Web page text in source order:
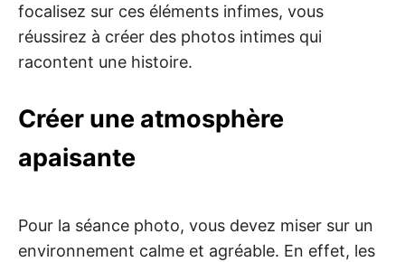
focalisez sur ces éléments infimes, vous
réussirez à créer des photos intimes qui
racontent une histoire.
Créer une atmosphère
apaisante
Pour la séance photo, vous devez miser sur un
environnement calme et agréable. En effet, les